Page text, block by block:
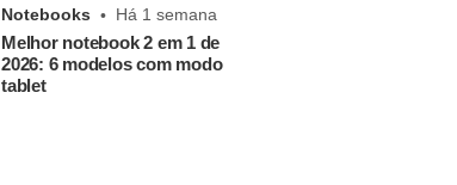
Notebooks Há 1 semana
Melhor notebook 2 em 1 de
2026: 6 modelos com modo
tablet